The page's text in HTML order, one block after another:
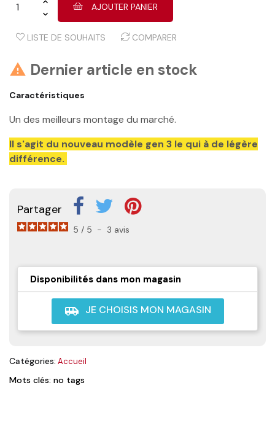
AJOUTER PANIER
LISTE DE SOUHAITS COMPARER
 Dernier article en stock
Caractéristiques
Un des meilleurs montage du marché.
Il s'agit du nouveau modèle gen 3 le qui à de légère
différence.
Partager
5 / 5 - 3 avis
Disponibilités dans mon magasin
airport_shuttle JE CHOISIS MON MAGASIN
Catégories: Accueil
Mots clés: no tags